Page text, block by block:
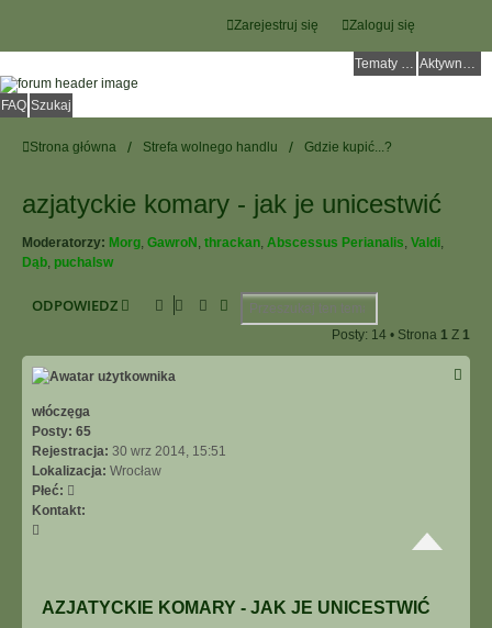
Zaloguj się
Zarejestruj się
Tematy bez odpowiedzi Aktywne tematy
FAQ Szukaj
Strona główna Strefa wolnego handlu Gdzie kupić...?
azjatyckie komary - jak je unicestwić
Moderatorzy: Morg, GawroN , thrackan, Abscessus Perianalis, Valdi,
Dąb, puchalsw
ODPOWIEDZ SzukajWyszukiwanie Zaawansowane
Posty: 14 • Strona 1 Z 1
włóczęga
Posty: 65
Rejestracja: 30 wrz 2014, 15:51
Lokalizacja: Wrocław
Płeć:
Kontakt:
AZJATYCKIE KOMARY - JAK JE UNICESTWIĆ